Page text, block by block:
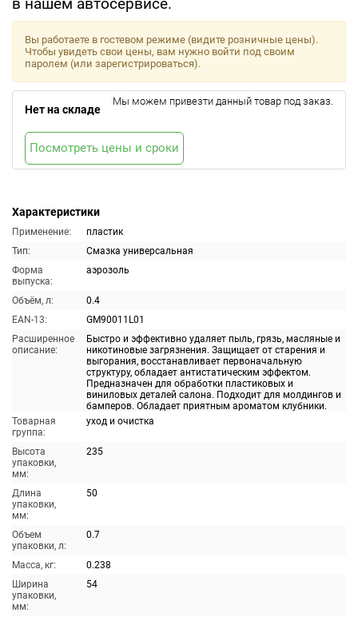
в нашем автосервисе.
Характеристики
Применение:
пластик
Тип:
Смазка универсальная
Форма
выпуска:
аэрозоль
Объём, л:
0.4
EAN-13:
GM90011L01
Расширенное
описание:
Быстро и эффективно удаляет пыль, грязь, масляные и
никотиновые загрязнения. Защищает от старения и
выгорания, восстанавливает первоначальную
структуру, обладает антистатическим эффектом.
Предназначен для обработки пластиковых и
виниловых деталей салона. Подходит для молдингов и
бамперов. Обладает приятным ароматом клубники.
Товарная
группа:
уход и очистка
Высота
упаковки,
мм:
235
Длина
упаковки,
мм:
50
Объем
упаковки, л:
0.7
Масса, кг:
0.238
Ширина
упаковки,
мм:
54
Вы работаете в гостевом режиме (видите розничные цены).
Чтобы увидеть свои цены, вам нужно войти под своим
паролем (или зарегистрироваться).
Нет на складе
Мы можем привезти данный товар под заказ.
Посмотреть цены и сроки